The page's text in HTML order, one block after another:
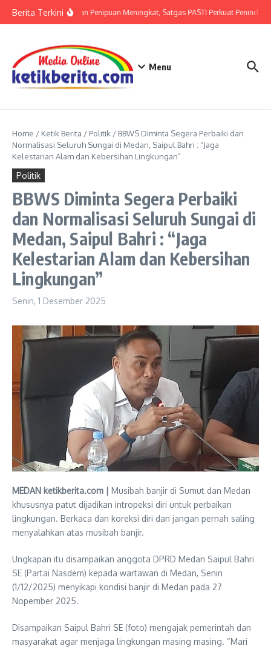
Berita TerkiniAncaman Penipuan Meningkat, Satgas PASTI Perkuat Penindakan
Menu
Home / Ketik Berita / Politik / BBWS Diminta Segera Perbaiki dan
Normalisasi Seluruh Sungai di Medan, Saipul Bahri : “Jaga
Kelestarian Alam dan Kebersihan Lingkungan”
Politik
BBWS Diminta Segera Perbaiki
dan Normalisasi Seluruh Sungai di
Medan, Saipul Bahri : “Jaga
Kelestarian Alam dan Kebersihan
Lingkungan”
Senin, 1 Desember 2025
MEDAN ketikberita.com | Musibah banjir di Sumut dan Medan
khususnya patut dijadikan intropeksi diri untuk perbaikan
lingkungan. Berkaca dan koreksi diri dan jangan pernah saling
menyalahkan atas musibah banjir.
Ungkapan itu disampaikan anggota DPRD Medan Saipul Bahri
SE (Partai Nasdem) kepada wartawan di Medan, Senin
(1/12/2025) menyikapi kondisi banjir di Medan pada 27
Nopember 2025.
Disampaikan Saipul Bahri SE (foto) mengajak pemerintah dan
masyarakat agar menjaga lingkungan masing masing. “Mari